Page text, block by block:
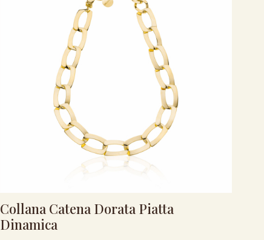
Collana Catena Dorata Piatta
Dinamica